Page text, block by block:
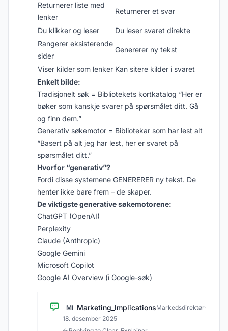
Returnerer liste med
lenker
Returnerer et svar
Du klikker og leser
Du leser svaret direkte
Rangerer eksisterende
sider
Genererer ny tekst
Viser kilder som lenker Kan sitere kilder i svaret
Enkelt bilde:
Tradisjonelt søk = Bibliotekets kortkatalog “Her er
bøker som kanskje svarer på spørsmålet ditt. Gå
og finn dem.”
Generativ søkemotor = Bibliotekar som har lest alt
“Basert på alt jeg har lest, her er svaret på
spørsmålet ditt.”
Hvorfor “generativ”?
Fordi disse systemene GENERERER ny tekst. De
henter ikke bare frem – de skaper.
De viktigste generative søkemotorene:
ChatGPT (OpenAI)
Perplexity
Claude (Anthropic)
Google Gemini
Microsoft Copilot
Google AI Overview (i Google-søk)
MI Marketing_ImplicationsMarkedsdirektør·
18. desember 2025